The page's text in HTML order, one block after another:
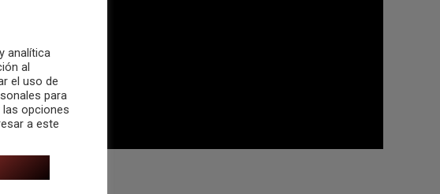
analítica
al
el uso de
para
opciones
a este